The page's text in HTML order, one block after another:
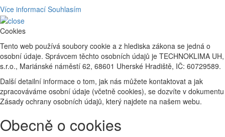
Více informací Souhlasím
Cookies
Tento web používá soubory cookie a z hlediska zákona se jedná o
osobní údaje. Správcem těchto osobních údajů je TECHNOKLIMA UH,
s.r.o., Mariánské náměstí 62, 68601 Uherské Hradiště, IČ: 60729589.
Další detailní informace o tom, jak nás můžete kontaktovat a jak
zpracováváme osobní údaje (včetně cookies), se dozvíte v dokumentu
Zásady ochrany osobních údajů, který najdete na našem webu.
Obecně o cookies